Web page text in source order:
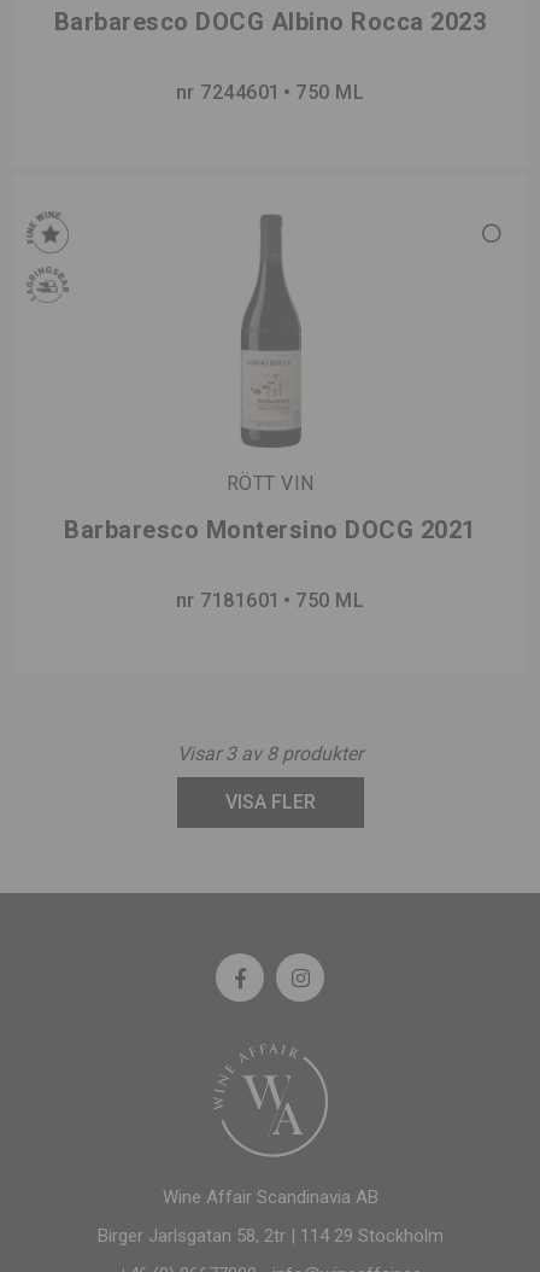
Barbaresco DOCG Albino Rocca 2023
nr 7244601 750 ML
RÖTT VIN
Barbaresco Montersino DOCG 2021
nr 7181601 750 ML
Visar3av 8produkter
VISA FLER
Wine Affair Scandinavia AB
Birger Jarlsgatan 58, 2tr | 114 29 Stockholm